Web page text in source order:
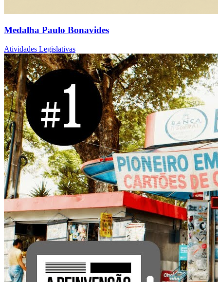
Medalha Paulo Bonavides
Atividades Legislativas